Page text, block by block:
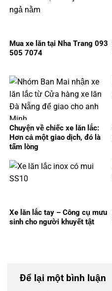
Mua xe lăn tại Nha Trang 093
505 7074
Chuyện về chiếc xe lăn lắc:
Hơn cả một giao dịch, đó là
tấm lòng
Xe lăn lắc tay – Công cụ mưu
sinh cho người khuyết tật
Để lại một bình luận